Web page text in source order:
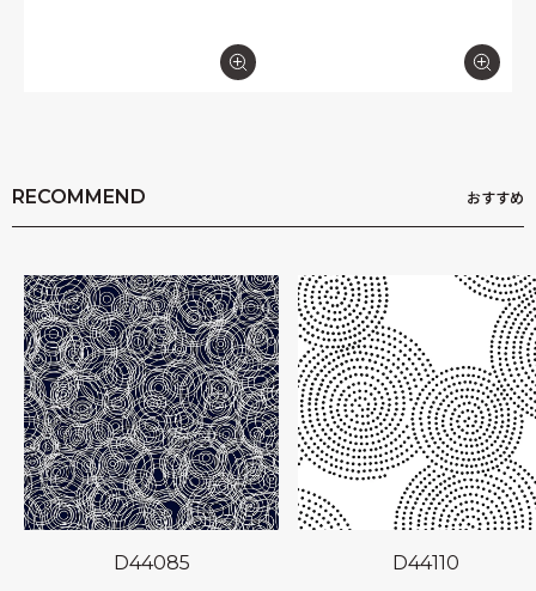
RECOMMEND おすすめ
D44085 D44110